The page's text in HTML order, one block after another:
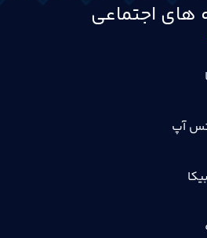
های اجتماعی
آپ